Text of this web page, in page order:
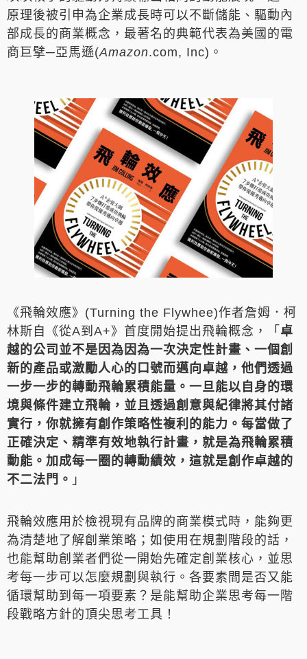
原理後被引申為企業成長時可以不斷儲能、驅動內
部成長的商業概念，最著名的典範代表為美國的電
商巨擘─亞馬遜(Amazon.com, Inc)。
《飛輪效應》(Turning the Flywhee)作者詹姆．柯
林斯自《從A到A+》首度開始提出飛輪概念，「 卓
越的公司並不是因為因為一次決定性計畫、一個創
新的產品或激勵人心的口號而邁向卓越，他們透過
一步一步的轉動飛輪累積能量。一旦能以自身的環
境與條件建立飛輪，並且透過創意與紀律將其付諸
實行，你就擁有創作策略性複利的能力。每當做了
正確決定、精準有效地執行計畫，就是為飛輪累積
動能。加成每一圈的轉動績效，這就是創作卓越的
不二法門。 」
飛輪效應用於檢視現有品牌的商業模式時，能夠更
為清楚地了解創業策略；如使用在規劃階段的話，
也能幫助創業者們從一開始先確定創業核心，並思
考每一步可以怎麼規劃與執行。各要素間是否又能
循環幫助到每一項要素？是能幫助企業思考每一階
段戰略方針的頂尖思考工具！